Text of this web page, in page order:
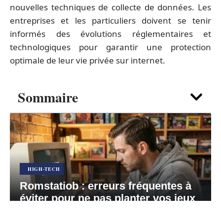
Sommaire
HIGH-TECH
Romstatiob : erreurs fréquentes à
éviter pour ne pas planter vos jeux
nouvelles techniques de collecte de données. Les
entreprises et les particuliers doivent se tenir
informés des évolutions réglementaires et
technologiques pour garantir une protection
optimale de leur vie privée sur internet.